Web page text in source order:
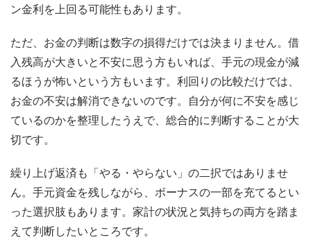
ン金利を上回る可能性もあります。
ただ、お金の判断は数字の損得だけでは決まりません。借
入残高が大きいと不安に思う方もいれば、手元の現金が減
るほうが怖いという方もいます。利回りの比較だけでは、
お金の不安は解消できないのです。自分が何に不安を感じ
ているのかを整理したうえで、総合的に判断することが大
切です。
繰り上げ返済も「やる・やらない」の二択ではありませ
ん。手元資金を残しながら、ボーナスの一部を充てるとい
った選択肢もあります。家計の状況と気持ちの両方を踏ま
えて判断したいところです。